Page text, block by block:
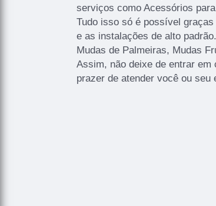
serviços como Acessórios
Tudo isso só é possível
e as instalações de alto
Mudas de Palmeiras, Mudas
Assim, não deixe de entrar em
prazer de atender você ou seu